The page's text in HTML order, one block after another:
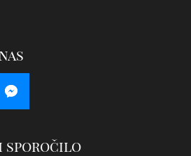
sporočilo